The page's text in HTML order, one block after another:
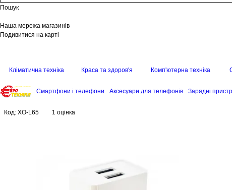
Пошук
Наша мережа магазинів
Подивитися на карті
Кліматична техніка Краса та здоров'я Комп'ютерна техніка
Смартфони і телефони Аксесуари для телефонів Зарядні
Код: XO-L65 1 оцінка